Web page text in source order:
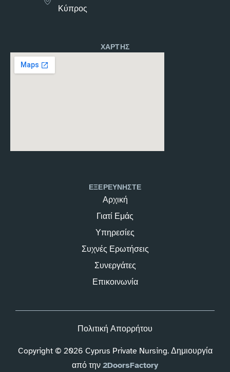
Κύπρος
ΧΑΡΤΗΣ
ΕΞΕΡΕΥΝΗΣΤΕ
Αρχική
Γιατί Εμάς
Υπηρεσίες
Συχνές Ερωτήσεις
Συνεργάτες
Επικοινωνία
Copyright © 2026 Cyprus Private Nursing. Δημιουργία
από την 2DoorsFactory
Πολιτική Απορρήτου